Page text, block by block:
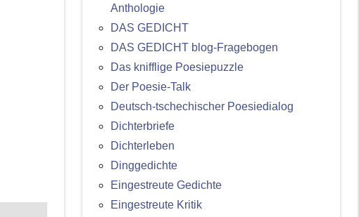
Anthologie
DAS GEDICHT
DAS GEDICHT blog-Fragebogen
Das knifflige Poesiepuzzle
Der Poesie-Talk
Deutsch-tschechischer Poesiedialog
Dichterbriefe
Dichterleben
Dinggedichte
Eingestreute Gedichte
Eingestreute Kritik